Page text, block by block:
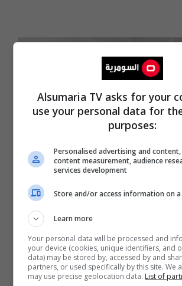
يعرضك للهلوسة ومخاطر
Alsumaria TV asks for your
use your personal data for
purposes:
Personalised advertising and
content measurement, audience
services development
Store and/or access information on a
Learn more
Your personal data will be processed and
your device (cookies, unique identifiers, and
data) may be stored by, accessed by and
partners, or used specifically by this site. We
may use precise geolocation data. List of